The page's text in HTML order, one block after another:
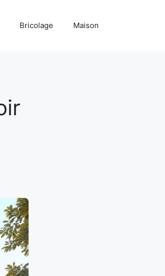
Bricolage Maison